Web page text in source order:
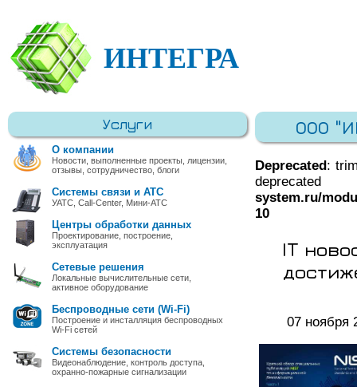
ИНТЕГРА
Услуги
О компании
Новости, выполненные проекты, лицензии,
отзывы, сотрудничество, блоги
Системы связи и АТС
УАТС, Call-Center, Мини-АТС
Центры обработки данных
Проектирование, построение,
эксплуатация
Сетевые решения
Локальные вычислительные сети,
активное оборудование
Беспроводные сети (Wi-Fi)
Построение и инсталляция беспроводных
Wi-Fi сетей
Системы безопасности
Видеонаблюдение, контроль доступа,
охранно-пожарные сигнализации
ООО
Deprecated:
system.ru/
10
IT
07 ноября